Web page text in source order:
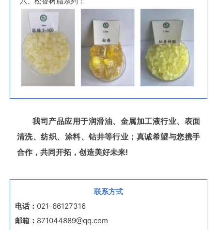
我司产品应用于润滑油、金属加工液行业、表面
清洗、纺织、涂料、钻井等行业；真诚希望与您携手
合作，共同开拓，创造美好未来!
联系方式
电话： 021-66127316
邮箱： 871044889@qq.com